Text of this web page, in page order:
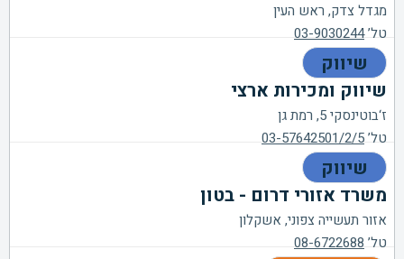
מגדל צדק, ראש העין
טל’03-9030244
שיווק
שיווק ומכירות ארצי
ז‘בוטינסקי 5, רמת גן
טל’03-57642501/2/5
שיווק
משרד אזורי דרום - בטון
אזור תעשייה צפוני, אשקלון
טל’ 08-6722688